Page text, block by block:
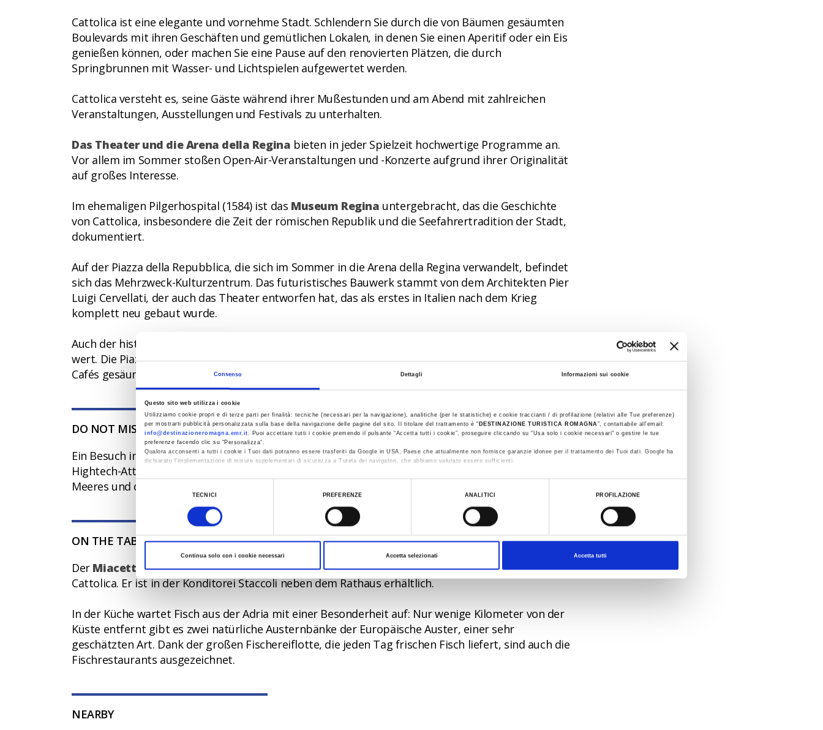
Consenso Dettagli Informazioni sui cookie
Questo sito web utilizza i cookie
Utilizziamo cookie propri e di terze parti per finalità: tecniche (necessari per la navigazione), analitiche (per le statistiche) e cookie traccianti / di profilazione (relativi alle Tue preferenze)
per mostrarti pubblicità personalizzata sulla base della navigazione delle pagine del sito. Il titolare del trattamento è “ DESTINAZIONE TURISTICA ROMAGNA ”, contattabile all'email:
info@destinazioneromagna.emr.it. Puoi accettare tutti i cookie premendo il pulsante “Accetta tutti i cookie”, proseguire cliccando su “Usa solo i cookie necessari" o gestire le tue
preferenze facendo clic su “Personalizza”.
Qualora acconsenti a tutti i cookie i Tuoi dati potranno essere trasferiti da Google in USA, Paese che attualmente non fornisce garanzie idonee per il trattamento dei Tuoi dati. Google ha
dichiarato l’implementazione di misure supplementari di sicurezza a Tutela dei navigatori, che abbiamo valutato essere sufficienti.
Al fine di revocare il consenso prestato e visualizzare le informazioni complete sul trattamento dati clicca qui:Cookie Policy
Selezione
TECNICI PREFERENZE ANALITICI PROFILAZIONE
Continua solo con i cookie necessari Accetta selezionati Accetta tutti
Cattolica ist eine elegante und vornehme Stadt. Schlendern Sie durch die von Bäumen gesäumten
Boulevards mit ihren Geschäften und gemütlichen Lokalen, in denen Sie einen Aperitif oder ein Eis
genießen können, oder machen Sie eine Pause auf den renovierten Plätzen, die durch
Springbrunnen mit Wasser- und Lichtspielen aufgewertet werden.
Cattolica versteht es, seine Gäste während ihrer Mußestunden und am Abend mit zahlreichen
Veranstaltungen, Ausstellungen und Festivals zu unterhalten.
Das Theater und die Arena della Regina bieten in jeder Spielzeit hochwertige Programme an.
Vor allem im Sommer stoßen Open-Air-Veranstaltungen und -Konzerte aufgrund ihrer Originalität
auf großes Interesse.
Im ehemaligen Pilgerhospital (1584) ist das Museum Regina untergebracht, das die Geschichte
von Cattolica, insbesondere die Zeit der römischen Republik und die Seefahrertradition der Stadt,
dokumentiert.
Auf der Piazza della Repubblica, die sich im Sommer in die Arena della Regina verwandelt, befindet
sich das Mehrzweck-Kulturzentrum. Das futuristisches Bauwerk stammt von dem Architekten Pier
Luigi Cervellati, der auch das Theater entworfen hat, das als erstes in Italien nach dem Krieg
komplett neu gebaut wurde.
Auch der historische Hafen, ein traditioneller Anlaufpunkt für die Fischereiflotte, ist einen Besuch
wert. Die Piazza mit dem charakteristischen bootsförmigen Brunnen in der Mitte ist von Bars und
Cafés gesäumt.
DO NOT MISS
Ein Besuch imAquarium von Cattolica, dem großen Meeres-Themenpark, ist ein Muss. Seine
Hightech-Attraktionen ermöglichen eine abenteuerliche Reise in die Welt und die Geschichte des
Meeres und die Begegnung mit seinen Bewohnern aus nächster Nähe, darunter auch Haie.
ON THE TABLE
Der Miacetto , der nur in dieser Stadt hergestellt wird, ist das typische Weihnachtsgebäck von
Cattolica. Er ist in der Konditorei Staccoli neben dem Rathaus erhältlich.
In der Küche wartet Fisch aus der Adria mit einer Besonderheit auf: Nur wenige Kilometer von der
Küste entfernt gibt es zwei natürliche Austernbänke der Europäische Auster, einer sehr
geschätzten Art. Dank der großen Fischereiflotte, die jeden Tag frischen Fisch liefert, sind auch die
Fischrestaurants ausgezeichnet.
NEARBY